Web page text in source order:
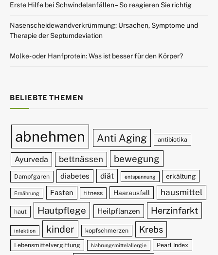
Erste Hilfe bei Schwindelanfällen – So reagieren Sie richtig
Nasenscheidewandverkrümmung: Ursachen, Symptome und
Therapie der Septumdeviation
Molke- oder Hanfprotein: Was ist besser für den Körper?
BELIEBTE THEMEN
abnehmen Anti Aging antibiotika
Ayurveda bettnässen bewegung
Dampfgaren diabetes diät entspannung erkältung
Ernährung Fasten fitness Haarausfall hausmittel
haut Hautpflege Heilpflanzen Herzinfarkt
infektion kinder kopfschmerzen Krebs
Lebensmittelvergiftung Nahrungsmittelallergie Pearl Index